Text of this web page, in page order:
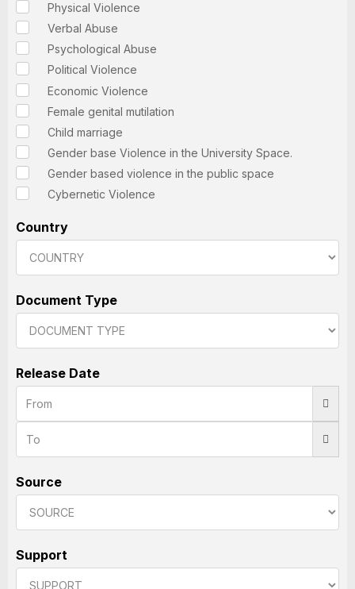
Physical Violence
Verbal Abuse
Psychological Abuse
Political Violence
Economic Violence
Female genital mutilation
Child marriage
Gender base Violence in the University Space.
Gender based violence in the public space
Cybernetic Violence
Country
Document Type
Release Date
Source
Support